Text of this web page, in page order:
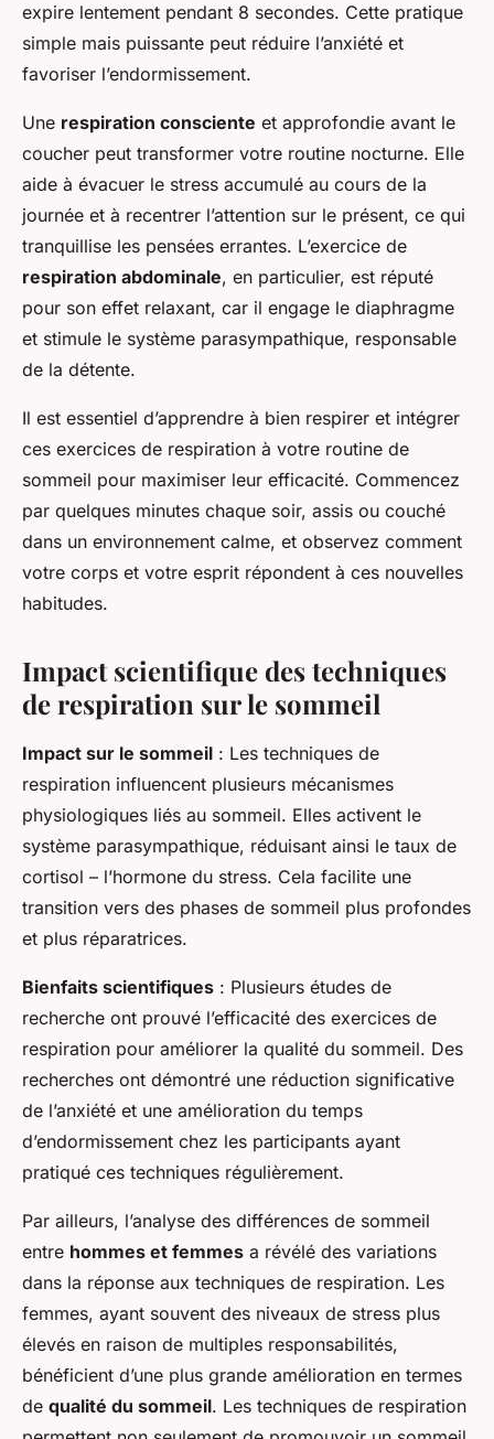
expire lentement pendant 8 secondes. Cette pratique
simple mais puissante peut réduire l’anxiété et
favoriser l’endormissement.
Une respiration consciente et approfondie avant le
coucher peut transformer votre routine nocturne. Elle
aide à évacuer le stress accumulé au cours de la
journée et à recentrer l’attention sur le présent, ce qui
tranquillise les pensées errantes. L’exercice de
respiration abdominale, en particulier, est réputé
pour son effet relaxant, car il engage le diaphragme
et stimule le système parasympathique, responsable
de la détente.
Il est essentiel d’apprendre à bien respirer et intégrer
ces exercices de respiration à votre routine de
sommeil pour maximiser leur efficacité. Commencez
par quelques minutes chaque soir, assis ou couché
dans un environnement calme, et observez comment
votre corps et votre esprit répondent à ces nouvelles
habitudes.
Impact scientifique des techniques
de respiration sur le sommeil
Impact sur le sommeil : Les techniques de
respiration influencent plusieurs mécanismes
physiologiques liés au sommeil. Elles activent le
système parasympathique, réduisant ainsi le taux de
cortisol – l’hormone du stress. Cela facilite une
transition vers des phases de sommeil plus profondes
et plus réparatrices.
Bienfaits scientifiques : Plusieurs études de
recherche ont prouvé l’efficacité des exercices de
respiration pour améliorer la qualité du sommeil. Des
recherches ont démontré une réduction significative
de l’anxiété et une amélioration du temps
d’endormissement chez les participants ayant
pratiqué ces techniques régulièrement.
Par ailleurs, l’analyse des différences de sommeil
entre hommes et femmes a révélé des variations
dans la réponse aux techniques de respiration. Les
femmes, ayant souvent des niveaux de stress plus
élevés en raison de multiples responsabilités,
bénéficient d’une plus grande amélioration en termes
de qualité du sommeil. Les techniques de respiration